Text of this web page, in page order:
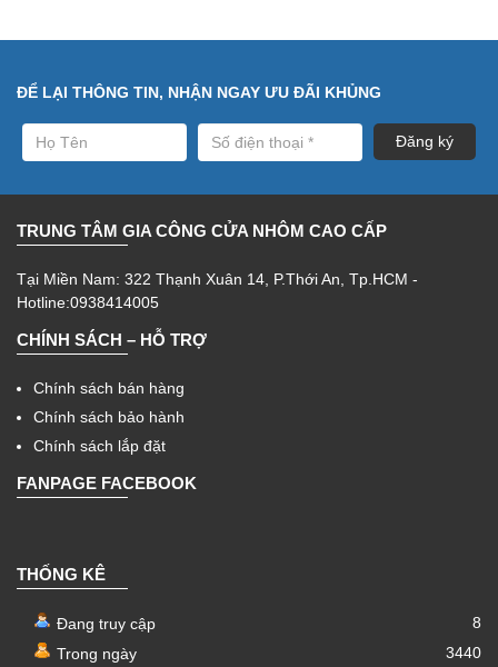
ĐỂ LẠI THÔNG TIN, NHẬN NGAY ƯU ĐÃI KHỦNG
TRUNG TÂM GIA CÔNG CỬA NHÔM CAO CẤP
Tại Miền Nam: 322 Thạnh Xuân 14, P.Thới An, Tp.HCM -
Hotline:0938414005
CHÍNH SÁCH – HỖ TRỢ
Chính sách bán hàng
Chính sách bảo hành
Chính sách lắp đặt
FANPAGE FACEBOOK
THỐNG KÊ
Đang truy cập
8
Trong ngày
3440